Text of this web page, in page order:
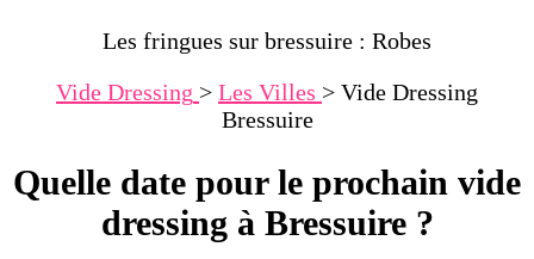
Les fringues sur bressuire : Robes
Vide Dressing > Les Villes > Vide Dressing
Bressuire
Quelle date pour le prochain vide
dressing à Bressuire ?